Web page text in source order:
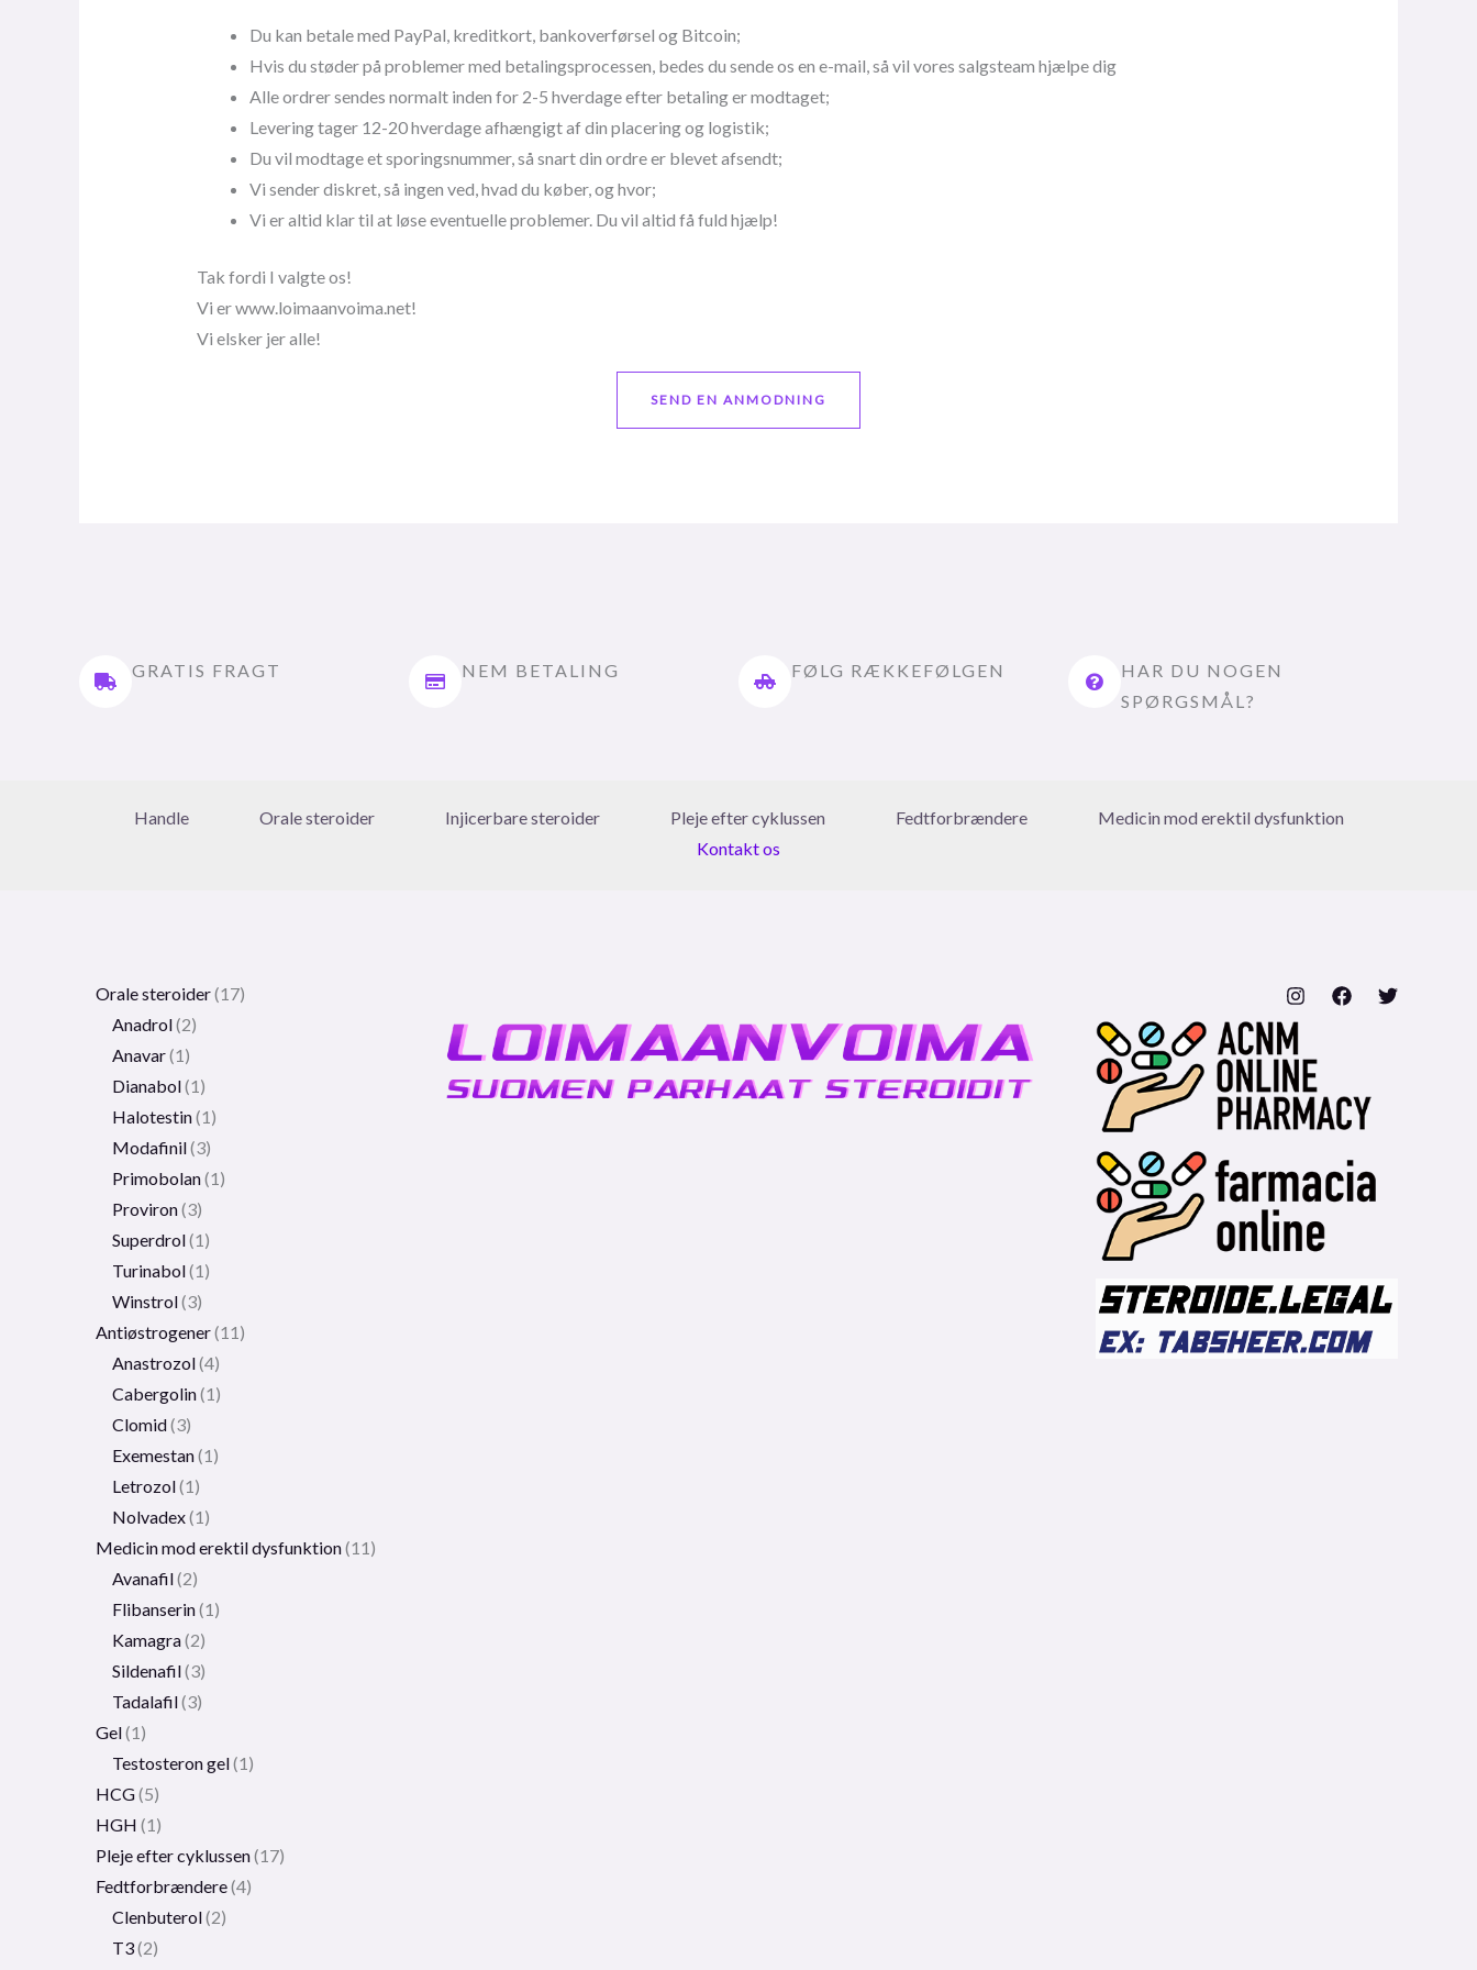
Du kan betale med PayPal, kreditkort, bankoverførsel og Bitcoin;
Hvis du støder på problemer med betalingsprocessen, bedes du sende os en e-mail, så vil vores salgsteam hjælpe dig
Alle ordrer sendes normalt inden for 2-5 hverdage efter betaling er modtaget;
Levering tager 12-20 hverdage afhængigt af din placering og logistik;
Du vil modtage et sporingsnummer, så snart din ordre er blevet afsendt;
Vi sender diskret, så ingen ved, hvad du køber, og hvor;
Vi er altid klar til at løse eventuelle problemer. Du vil altid få fuld hjælp!
Tak fordi I valgte os!
Vi er www.loimaanvoima.net!
Vi elsker jer alle!
SEND EN ANMODNING
GRATIS FRAGT NEM BETALING FØLG RÆKKEFØLGEN
HAR DU NOGEN
SPØRGSMÅL?
Handle Orale steroider Injicerbare steroider Pleje efter cyklussen Fedtforbrændere
Medicin mod erektil dysfunktion
Kontakt os
Orale steroider 17
Anadrol 2
Anavar 1
Dianabol 1
Halotestin 1
Modafinil 3
Primobolan 1
Proviron 3
Superdrol 1
Turinabol 1
Winstrol 3
Antiøstrogener 11
Anastrozol 4
Cabergolin 1
Clomid 3
Exemestan 1
Letrozol 1
Nolvadex 1
Medicin mod erektil dysfunktion 11
Avanafil 2
Flibanserin 1
Kamagra 2
Sildenafil 3
Tadalafil 3
Gel 1
Testosteron gel 1
HCG 5
HGH 1
Pleje efter cyklussen 17
Fedtforbrændere 4
Clenbuterol 2
T3 2